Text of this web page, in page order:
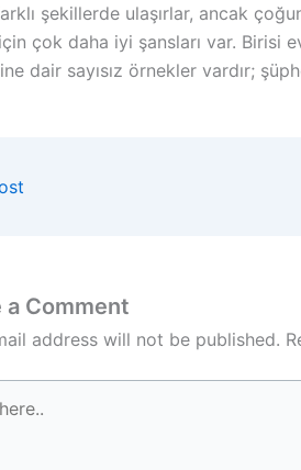
şekillerde ulaşırlar, ancak
çok daha iyi şansları var.
dair sayısız örnekler vardır;
a Comment
address will not be published.